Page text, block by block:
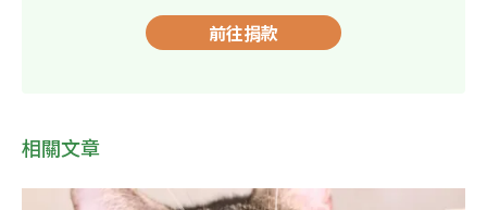
前往捐款
相關文章